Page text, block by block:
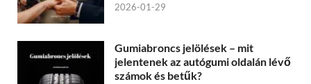
2026-01-29
Gumiabroncs jelölések – mit
jelentenek az autógumi oldalán lévő
számok és betűk?